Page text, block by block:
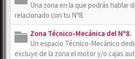
Una zona en la que podrás hablar
relacionado con tu Nº8.
Zona Técnico-Mecánica del Nº8.
Un espacio Técnico-Mecánico
excluye de la zona el motor y/o cajas